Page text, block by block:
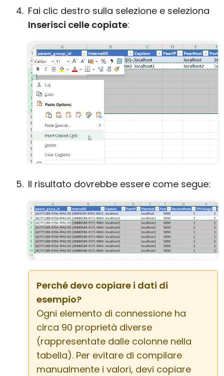
Fai clic destro sulla selezione e seleziona
Inserisci celle copiate:
Il risultato dovrebbe essere come segue:
Perché devo copiare i dati di
esempio?
Ogni elemento di connessione ha
circa 90 proprietà diverse
(rappresentate dalle colonne nella
tabella). Per evitare di compilare
manualmente i valori, devi copiare